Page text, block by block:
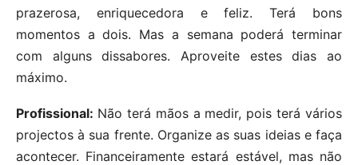
prazerosa, enriquecedora e feliz. Terá bons
momentos a dois. Mas a semana poderá terminar
com alguns dissabores. Aproveite estes dias ao
máximo.
Profissional: Não terá mãos a medir, pois terá vários
projectos à sua frente. Organize as suas ideias e faça
acontecer. Financeiramente estará estável, mas não